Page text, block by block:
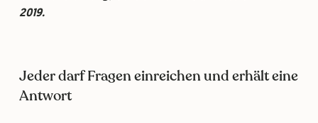
2019.
Jeder darf Fragen einreichen und erhält eine
Antwort